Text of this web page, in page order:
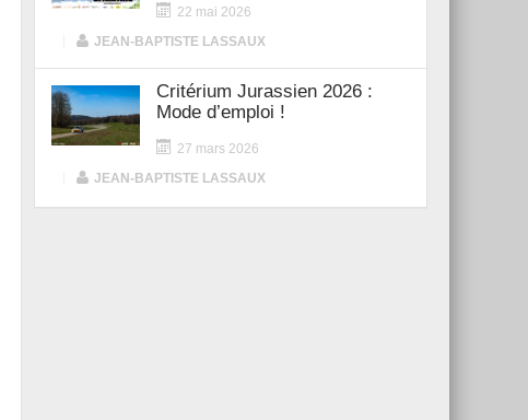
22 mai 2026
JEAN-BAPTISTE LASSAUX
Critérium Jurassien 2026 :
Mode d’emploi !
27 mars 2026
JEAN-BAPTISTE LASSAUX